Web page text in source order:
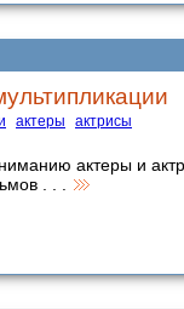
актеры актрисы
актеры и
. . .